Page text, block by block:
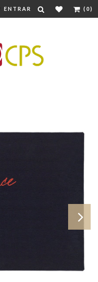
ENTRAR (0)